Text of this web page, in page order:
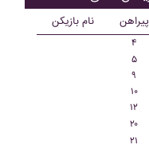
نام بازیکن پیراهن
۴
۵
۹
۱۰
۱۲
۲۰
۲۱